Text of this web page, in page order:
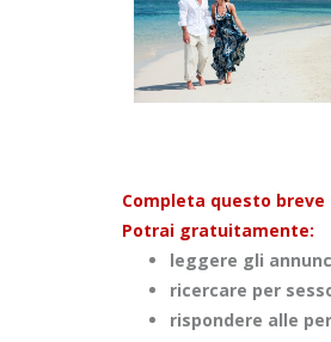
Completa questo breve
Potrai gratuitamente:
leggere gli
ricercare per
rispondere alle